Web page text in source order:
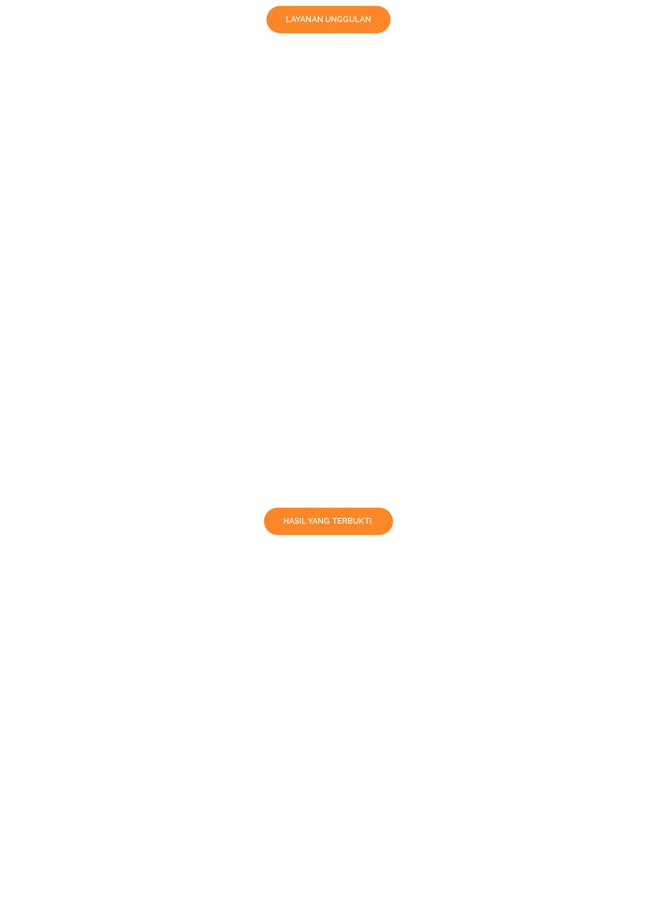
LAYANAN UNGGULAN
HASIL YANG TERBUKTI.